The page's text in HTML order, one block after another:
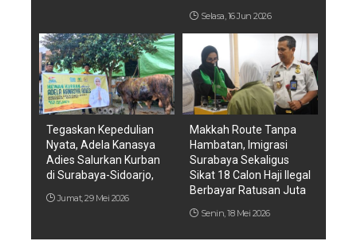
Selasa, 16 Jun 2026
Tegaskan Kepedulian
Nyata, Adela Kanasya
Adies Salurkan Kurban
di Surabaya-Sidoarjo,
Jumat, 29 Mei 2026
Makkah Route Tanpa
Hambatan, Imigrasi
Surabaya Sekaligus
Sikat 18 Calon Haji Ilegal
Berbayar Ratusan Juta
Senin, 18 Mei 2026